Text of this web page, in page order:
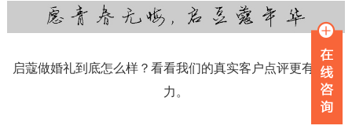
启蔻做婚礼到底怎么样？看看我们的真实客户点评更有说服
力。